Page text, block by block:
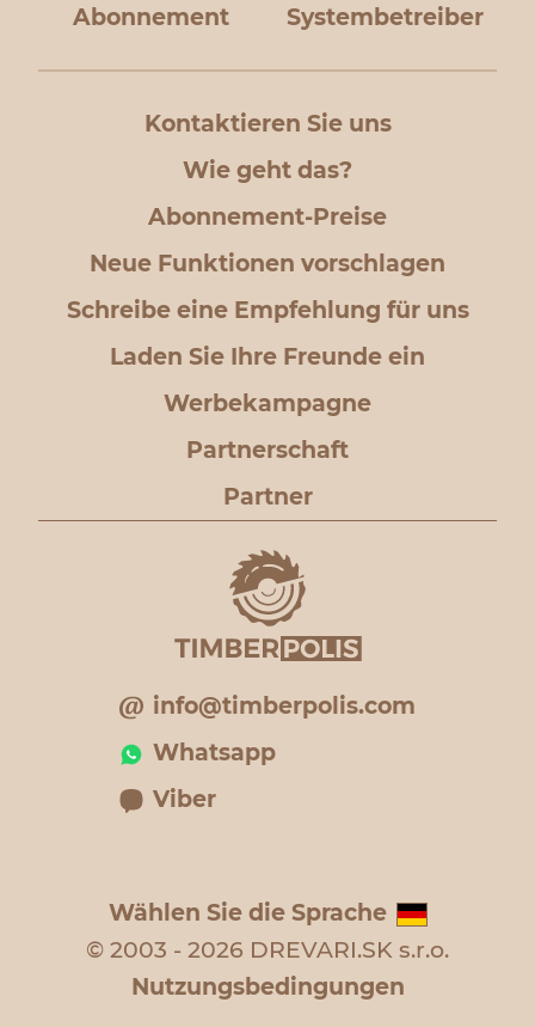
Abonnement Systembetreiber
Kontaktieren Sie uns
Wie geht das?
Abonnement-Preise
Neue Funktionen vorschlagen
Schreibe eine Empfehlung für uns
Laden Sie Ihre Freunde ein
Werbekampagne
Partnerschaft
Partner
info@timberpolis.com
Whatsapp
Viber
Wählen Sie die Sprache
© 2003 - 2026 DREVARI.SK s.r.o.
Nutzungsbedingungen